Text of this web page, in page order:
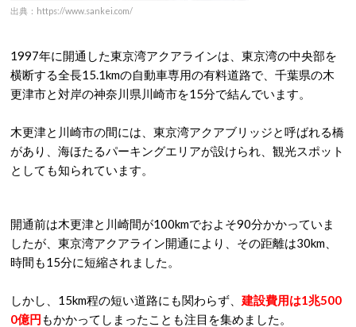
出典：https://www.sankei.com/
1997年に開通した東京湾アクアラインは、東京湾の中央部を
横断する全長15.1kmの自動車専用の有料道路で、千葉県の木
更津市と対岸の神奈川県川崎市を15分で結んでいます。
木更津と川崎市の間には、東京湾アクアブリッジと呼ばれる橋
があり、海ほたるパーキングエリアが設けられ、観光スポット
としても知られています。
開通前は木更津と川崎間が100kmでおよそ90分かかっていま
したが、東京湾アクアライン開通により、その距離は30km、
時間も15分に短縮されました。
しかし、15km程の短い道路にも関わらず、 建設費用は1兆500
0億円もかかってしまったことも注目を集めました。